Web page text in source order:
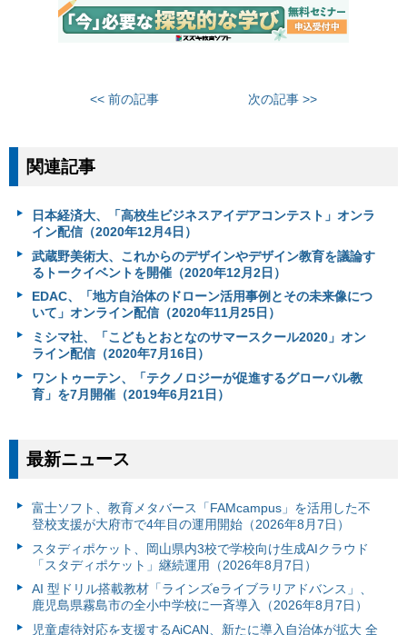
<< 前の記事 次の記事 >>
関連記事
日本経済大、「高校生ビジネスアイデアコンテスト」オンラ
イン配信（2020年12月4日）
武蔵野美術大、これからのデザインやデザイン教育を議論す
るトークイベントを開催（2020年12月2日）
EDAC、「地方自治体のドローン活用事例とその未来像につ
いて」オンライン配信（2020年11月25日）
ミシマ社、「こどもとおとなのサマースクール2020」オン
ライン配信（2020年7月16日）
ワントゥーテン、「テクノロジーが促進するグローバル教
育」を7月開催（2019年6月21日）
最新ニュース
富⼠ソフト、教育メタバース「FAMcampus」を活用した不
登校支援が大府市で4年目の運用開始（2026年8月7日）
スタディポケット、岡山県内3校で学校向け生成AIクラウド
「スタディポケット」継続運用（2026年8月7日）
AI 型ドリル搭載教材「ラインズeライブラリアドバンス」、
鹿児島県霧島市の全小中学校に一斉導入（2026年8月7日）
児童虐待対応を支援するAiCAN、新たに導入自治体が拡大 全